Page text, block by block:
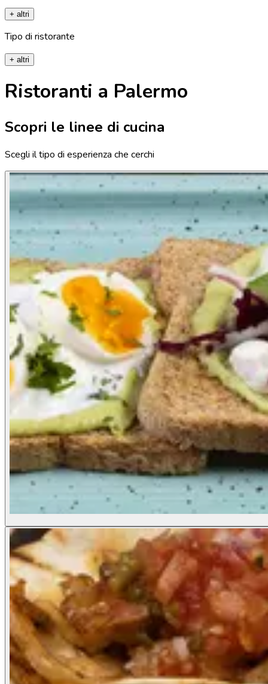
+ altri
Tipo di ristorante
+ altri
Ristoranti a Palermo
Scopri le linee di cucina
Scegli il tipo di esperienza che cerchi